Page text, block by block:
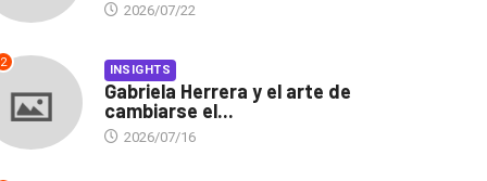
2026/07/22
2 INSIGHTS
Gabriela Herrera y el arte de
cambiarse el...
2026/07/16